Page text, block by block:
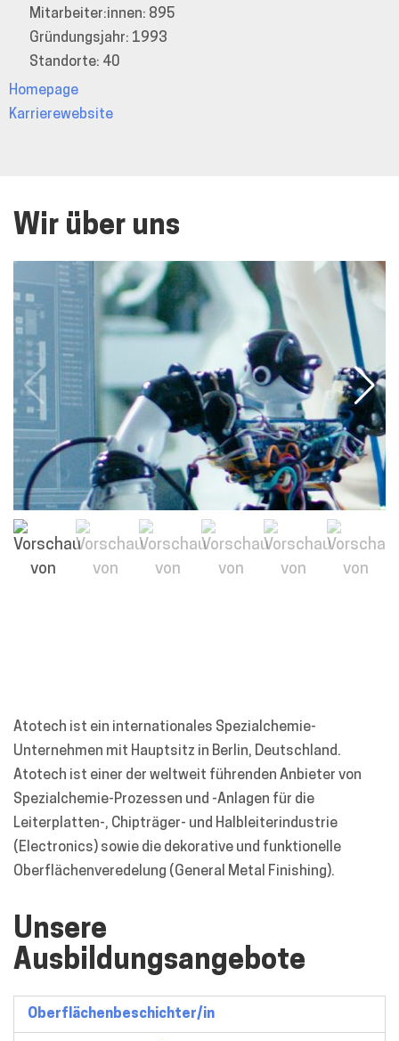
Wir über uns
Atotech ist ein internationales Spezialchemie-
Unternehmen mit Hauptsitz in Berlin, Deutschland.
Atotech ist einer der weltweit führenden Anbieter von
Spezialchemie-Prozessen und -Anlagen für die
Leiterplatten-, Chipträger- und Halbleiterindustrie
(Electronics) sowie die dekorative und funktionelle
Oberflächenveredelung (General Metal Finishing).
Unsere
Ausbildungsangebote
Oberflächenbeschichter/in
Mitarbeiter:innen: 895
Gründungsjahr: 1993
Standorte: 40
Homepage
Karrierewebsite